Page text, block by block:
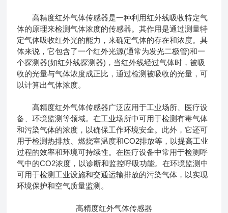
高精度红外气体传感器是一种利用红外线吸收特定气
体的原理来检测气体浓度的传感器。其作用是通过测量特
定气体吸收红外光的能力，来确定气体的存在和浓度。具
体来说，它包含了一个红外光源(通常为发光二极管)和一
个探测器(如红外线探测器)，当红外线经过气体时，被吸
收的光量与气体浓度成正比，通过检测被吸收的光量，可
以计算出气体浓度。
高精度红外气体传感器广泛应用于工业场所、医疗设
备、环境监测等领域。在工业场所中可用于检测有毒气体
和污染气体的浓度，以确保工作环境安全。此外，它还可
用于检测热排放、燃烧室温度和CO2排放等，以提高工业
过程的效率和环境可持续性。在医疗设备中常用于检测呼
气中的CO2浓度，以诊断和监控呼吸功能。在环境监测中
可用于检测工业设施和交通运输排放的污染气体，以实现
环境保护和空气质量监测。
高精度红外气体传感器